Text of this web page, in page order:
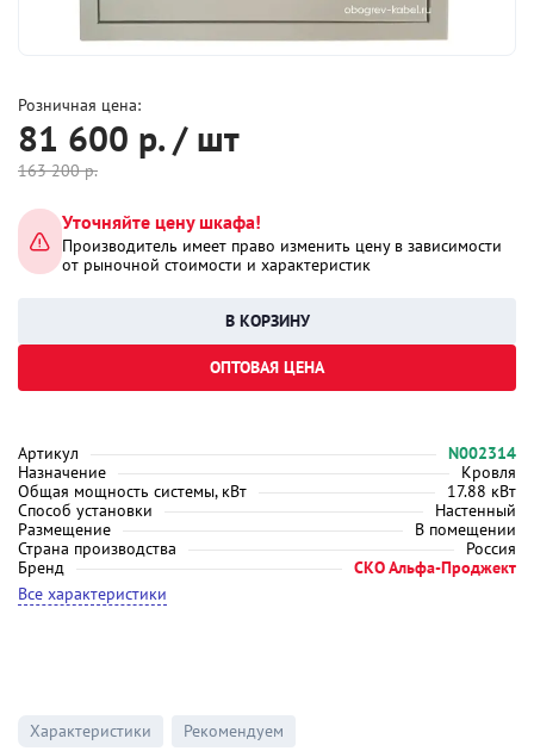
Артикул
N002314
Назначение
Кровля
Общая мощность системы, кВт
17.88 кВт
Способ установки
Настенный
Размещение
В помещении
Страна производства
Россия
Бренд
СКО Альфа-Проджект
Все характеристики
Розничная цена:
81 600 р. / шт
163 200р.
Уточняйте цену шкафа!
Производитель имеет право изменить цену в зависимости
от рыночной стоимости и характеристик
ОПТОВАЯ ЦЕНА
Характеристики Рекомендуем